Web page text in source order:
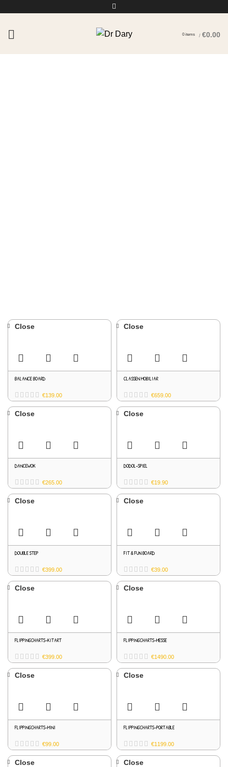
0 items / €0.00
Close
BALANCE BOARD
€139.00
Close
CLASSEN MOBILIAR
€659.00
Close
DANCEWOK
€265.00
Close
DODOL-SPIEL
€19.90
Close
DOUBLE STEP
€399.00
Close
FIT & FUN BOARD
€39.00
Close
FLIPPINGCHARTS-KITART
€399.00
Close
FLIPPINGCHARTS-MESSE
€1490.00
Close
FLIPPINGCHARTS-MINI
€99.00
Close
FLIPPINGCHARTS-PORTABLE
€1199.00
Close Close